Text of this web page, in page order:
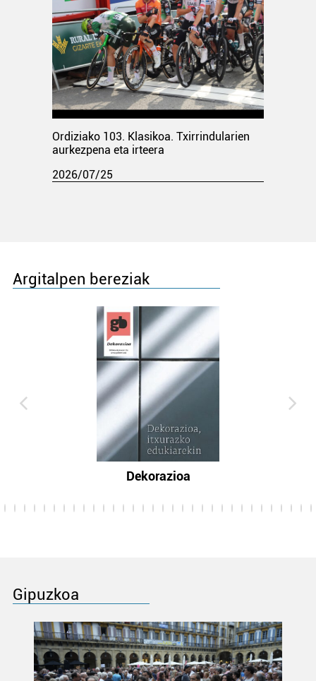
Ordiziako 103. Klasikoa. Txirrindularien
aurkezpena eta irteera
2026/07/25
Argitalpen bereziak
Dekorazioa
Gipuzkoa